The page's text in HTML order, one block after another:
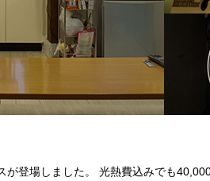
登場しました。 光熱費込みでも